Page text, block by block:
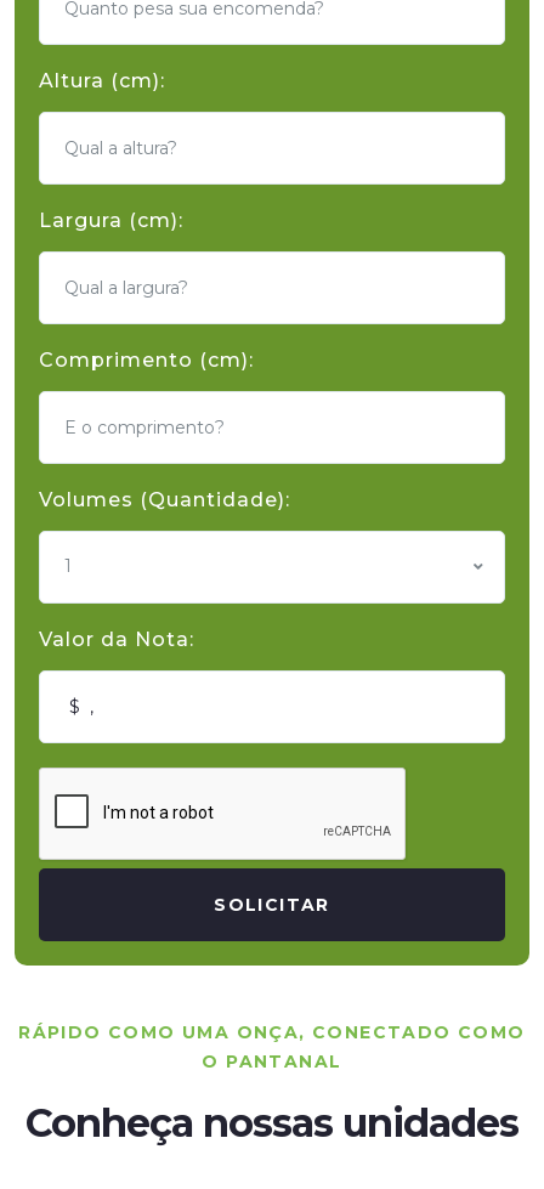
Altura (cm):
Largura (cm):
Comprimento (cm):
Volumes (Quantidade):
1
Valor da Nota:
SOLICITAR
RÁPIDO COMO UMA ONÇA, CONECTADO COMO
O PANTANAL
Conheça nossas unidades